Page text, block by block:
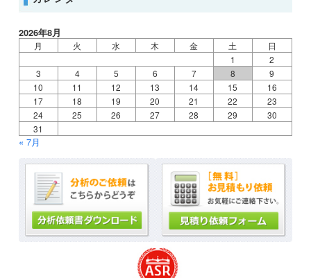
2026年8月
月 火 水 木 金 土
日
1
2
3
4 5 6 7 8
9
10
11 12 13 14 15
16
17
18 19 20 21 22
23
24
25 26 27 28 29
30
31
« 7月